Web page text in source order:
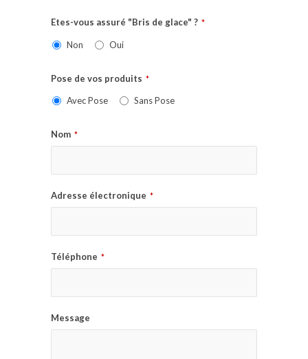
Etes-vous assuré "Bris de glace" ? *
Non Oui
Pose de vos produits *
Avec Pose Sans Pose
Nom *
Adresse électronique *
Téléphone *
Message